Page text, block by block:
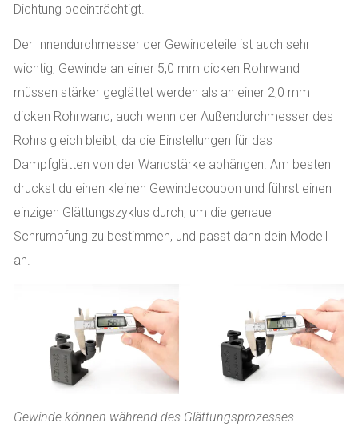
Dichtung beeinträchtigt.
Der Innendurchmesser der Gewindeteile ist auch sehr
wichtig; Gewinde an einer 5,0 mm dicken Rohrwand
müssen stärker geglättet werden als an einer 2,0 mm
dicken Rohrwand, auch wenn der Außendurchmesser des
Rohrs gleich bleibt, da die Einstellungen für das
Dampfglätten von der Wandstärke abhängen. Am besten
druckst du einen kleinen Gewindecoupon und führst einen
einzigen Glättungszyklus durch, um die genaue
Schrumpfung zu bestimmen, und passt dann dein Modell
an.
Gewinde können während des Glättungsprozesses